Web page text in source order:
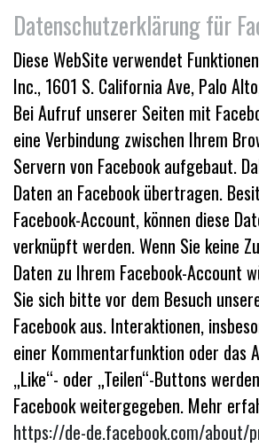
Datenschutzerklärung für
Diese WebSite verwendet
Inc., 1601 S. California Ave, Palo
Bei Aufruf unserer Seiten mit
eine Verbindung zwischen Ihrem
Servern von Facebook aufgebaut.
Daten an Facebook übertragen.
Facebook-Account, können diese
verknüpft werden. Wenn Sie keine
Daten zu Ihrem Facebook-Account
Sie sich bitte vor dem Besuch
Facebook aus. Interaktionen,
einer Kommentarfunktion oder das
„Like“- oder „Teilen“-Buttons
Facebook weitergegeben. Mehr
https://de-de.facebook.com/about/